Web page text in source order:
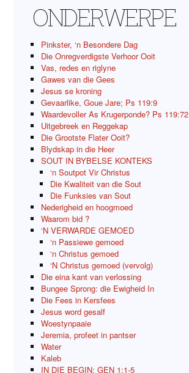
ONDERWERPE
Pinkster, ‘n Besondere Dag
Die Onregverdigste Verhoor Ooit
Vas, redes en riglyne
Gawes van die Gees
Jesus se kroning
Gevaarlike, Goue Jare; Ps 119:9
Waardevoller As Krugerponde? Ps 119:72
Uitgebreek en Reggekap
Die Grootste Flater Ooit?
Blydskap in die Heer
SOUT IN BYBELSE KONTEKS
‘n Soutpot Vir Christus
Die Kwaliteit van die Sout
Die Funksies van Sout
Nederigheid en hoogmoed
Waarom bid ?
‘N VERWARDE GEMOED
‘n Passiewe gemoed
‘n Christus gemoed
‘N Christus gemoed (vervolg)
Die eina kant van verlossing
Bungee Sprong: die Ewigheid In
Die Fees in Kersfees
Jesus word gesalf
Woestynpaaie
Jeremia, profeet in pantser
Water
Kaleb
IN DIE BEGIN: GEN 1:1-5